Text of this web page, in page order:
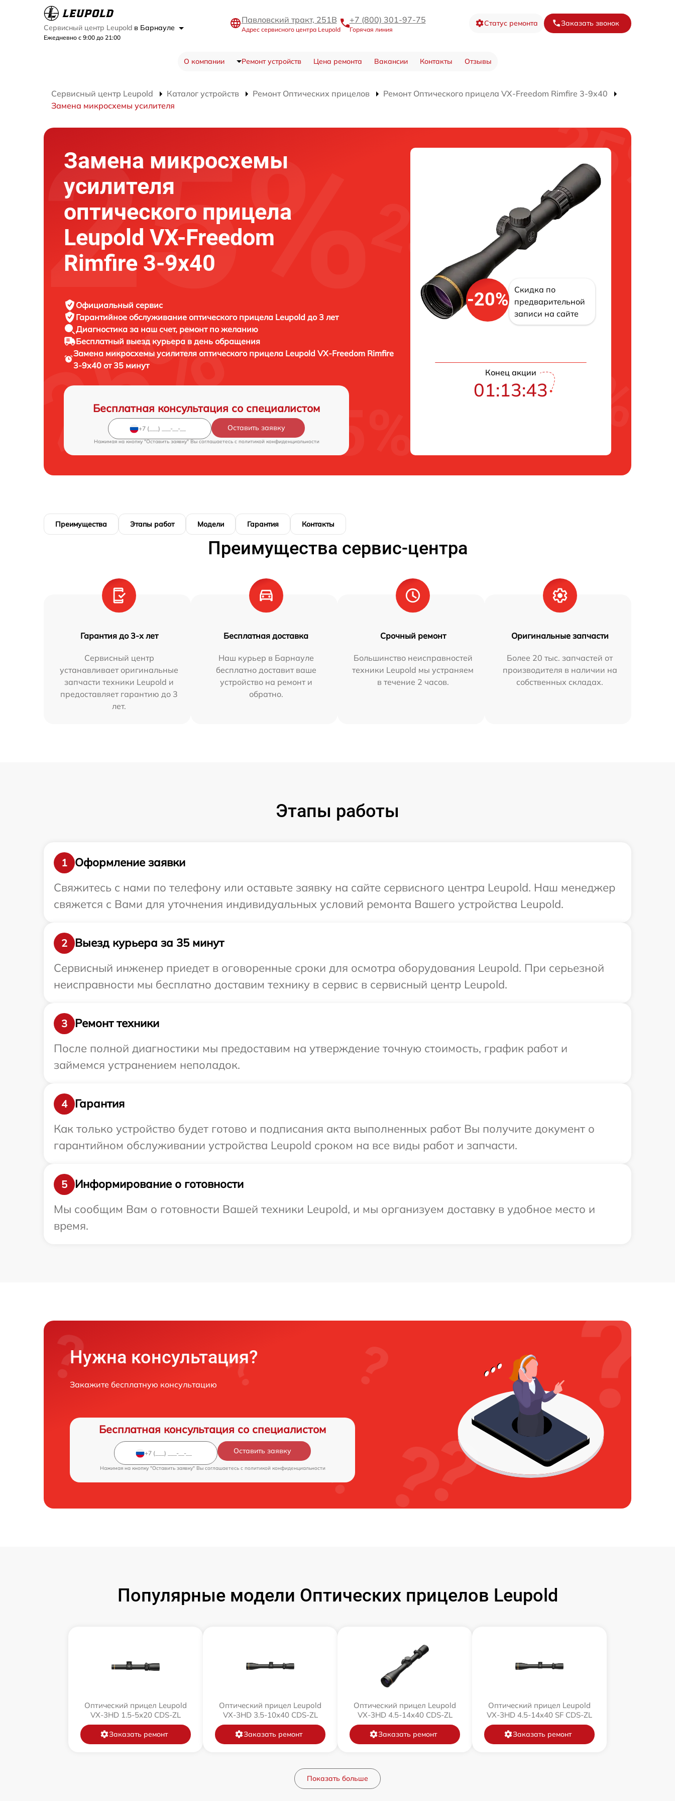
Сервисный центр Leupold в Барнауле
Ежедневно с 9:00 до 21:00
Павловский тракт, 251В
Адрес сервисного центра Leupold
+7 (800) 301-97-75
Горячая линия
Статус ремонта Заказать звонок
О компании Ремонт устройств Цена ремонта Вакансии Контакты Отзывы
Сервисный центр Leupold Каталог устройств Ремонт Оптических прицелов
Ремонт Оптического прицела VX-Freedom Rimfire 3-9x40
Замена микросхемы усилителя
Замена микросхемы
усилителя
оптического прицела
Leupold VX-Freedom
Rimfire 3-9x40
Официальный сервис
Гарантийное обслуживание оптического прицела Leupold до 3 лет
Диагностика за наш счет, ремонт по желанию
Бесплатный выезд курьера в день обращения
Замена микросхемы усилителя оптического прицела Leupold VX-Freedom Rimfire
3-9x40 от 35 минут
Бесплатная консультация со специалистом
Оставить заявку
Нажимая на кнопку "Оставить заявку" Вы соглашаетесь c политикой конфиденциальности
-20%
Скидка по
предварительной
записи на сайте
Конец акции
01:13:42
Преимущества Этапы работ Модели Гарантия Контакты
Преимущества сервис-центра
Гарантия до 3-х лет
Сервисный центр
устанавливает оригинальные
запчасти техники Leupold и
предоставляет гарантию до 3
лет.
Бесплатная доставка
Наш курьер в Барнауле
бесплатно доставит ваше
устройство на ремонт и
обратно.
Срочный ремонт
Большинство неисправностей
техники Leupold мы устраняем
в течение 2 часов.
Оригинальные запчасти
Более 20 тыс. запчастей от
производителя в наличии на
собственных складах.
Этапы работы
1
Оформление заявки
Свяжитесь с нами по телефону или оставьте заявку на сайте сервисного центра Leupold. Наш менеджер
свяжется с Вами для уточнения индивидуальных условий ремонта Вашего устройства Leupold.
2
Выезд курьера за 35 минут
Сервисный инженер приедет в оговоренные сроки для осмотра оборудования Leupold. При серьезной
неисправности мы бесплатно доставим технику в сервис в сервисный центр Leupold.
3
Ремонт техники
После полной диагностики мы предоставим на утверждение точную стоимость, график работ и
займемся устранением неполадок.
4
Гарантия
Как только устройство будет готово и подписания акта выполненных работ Вы получите документ о
гарантийном обслуживании устройства Leupold сроком на все виды работ и запчасти.
5
Информирование о готовности
Мы сообщим Вам о готовности Вашей техники Leupold, и мы организуем доставку в удобное место и
время.
Нужна консультация?
Закажите бесплатную консультацию
Бесплатная консультация со специалистом
Оставить заявку
Нажимая на кнопку "Оставить заявку" Вы соглашаетесь c политикой конфиденциальности
Популярные модели Оптических прицелов Leupold
Оптический прицел Leupold
VX-3HD 1.5-5x20 CDS-ZL
Заказать ремонт
Оптический прицел Leupold
VX-3HD 3.5-10x40 CDS-ZL
Заказать ремонт
Оптический прицел Leupold
VX-3HD 4.5-14x40 CDS-ZL
Заказать ремонт
Оптический прицел Leupold
VX-3HD 4.5-14x40 SF CDS-ZL
Заказать ремонт
Показать больше